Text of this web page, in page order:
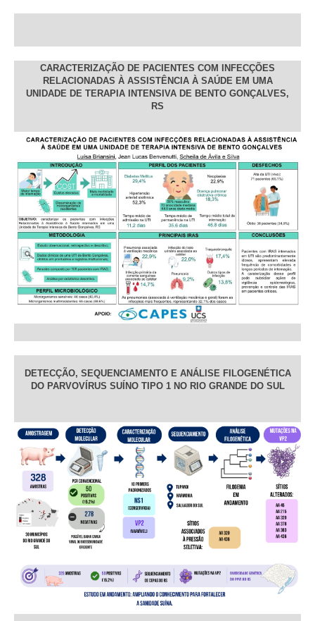
CARACTERIZAÇÃO DE PACIENTES COM INFECÇÕES
RELACIONADAS À ASSISTÊNCIA À SAÚDE EM UMA
UNIDADE DE TERAPIA INTENSIVA DE BENTO GONÇALVES,
RS
DETECÇÃO, SEQUENCIAMENTO E ANÁLISE FILOGENÉTICA
DO PARVOVÍRUS SUÍNO TIPO 1 NO RIO GRANDE DO SUL